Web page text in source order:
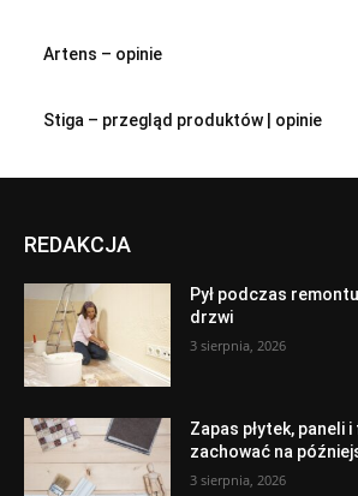
Artens – opinie
Stiga – przegląd produktów | opinie
REDAKCJA
Pył podczas
drzwi
3 sierpnia, 2026
Zapas płytek, paneli
zachować na
3 sierpnia, 2026